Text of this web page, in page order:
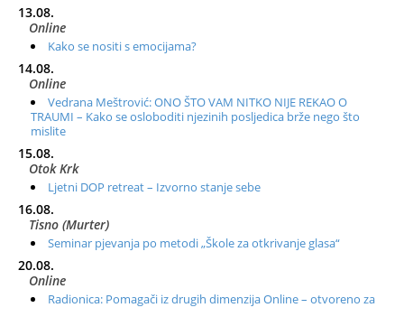
13.08.
Online
Kako se nositi s emocijama?
14.08.
Online
Vedrana Meštrović: ONO ŠTO VAM NITKO NIJE REKAO O
TRAUMI – Kako se osloboditi njezinih posljedica brže nego što
mislite
15.08.
Otok Krk
Ljetni DOP retreat – Izvorno stanje sebe
16.08.
Tisno (Murter)
Seminar pjevanja po metodi „Škole za otkrivanje glasa“
20.08.
Online
Radionica: Pomagači iz drugih dimenzija Online – otvoreno za